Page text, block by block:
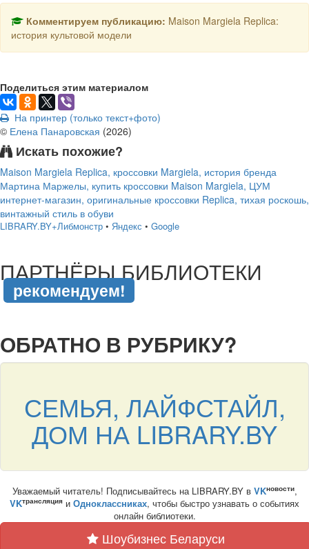
Комментируем публикацию: Maison Margiela Replica:
история культовой модели
Поделиться этим материалом
На принтер (только текст+фото)
© Елена Панаровская (2026)
Искать похожие?
Maison Margiela Replica, кроссовки Margiela, история бренда
Мартина Маржелы, купить кроссовки Maison Margiela, ЦУМ
интернет-магазин, оригинальные кроссовки Replica, тихая роскошь,
винтажный стиль в обуви
LIBRARY.BY+Либмонстр • Яндекс • Google
ПАРТНЁРЫ БИБЛИОТЕКИ
рекомендуем!
ОБРАТНО В РУБРИКУ?
СЕМЬЯ, ЛАЙФСТАЙЛ,
ДОМ НА LIBRARY.BY
Уважаемый читатель! Подписывайтесь на LIBRARY.BY в VKновости,
VKтрансляция и Одноклассниках, чтобы быстро узнавать о событиях
онлайн библиотеки.
Шоубизнес Беларуси